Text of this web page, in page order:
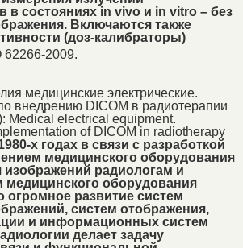
в состояниях in vivo и in vitro – без
Включаются также
(доз-калибраторы)
2009.
медицинские электрические.
внедрению DICOM в радиотерапии
Medical electrical equipment.
of DICOM in radiotherapy
х годах в связи с разработкой
медицинского оборудования
изображений радиологам и
медицинского оборудования
огромное развитие систем
систем отображения,
и информационных систем
делает задачу